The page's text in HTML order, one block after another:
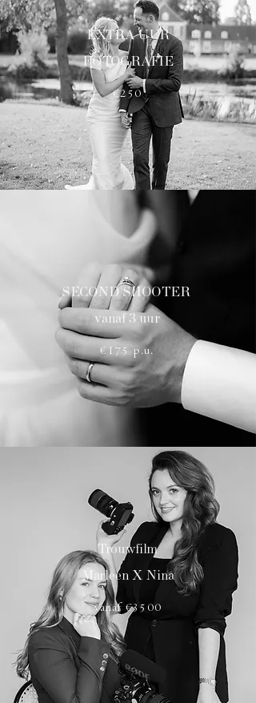
EXTRA UUR
FOTOGRAFIE
€250
SECOND SHOOTER
vanaf 3 uur
€175 p.u.
Trouwfilm
Marleen X Nina
vanaf €3500